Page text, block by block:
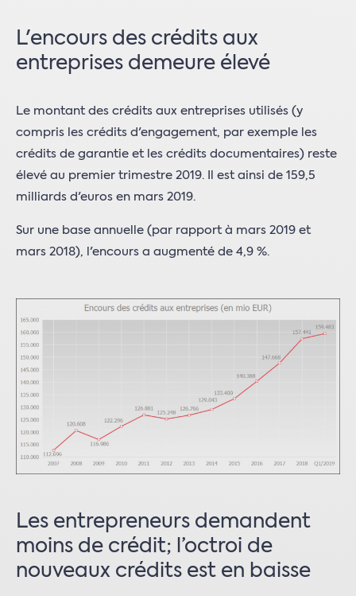
L'encours des crédits aux
entreprises demeure élevé
Le montant des crédits aux entreprises utilisés (y
compris les crédits d'engagement, par exemple les
crédits de garantie et les crédits documentaires) reste
élevé au premier trimestre 2019. Il est ainsi de 159,5
milliards d'euros en mars 2019.
Sur une base annuelle (par rapport à mars 2019 et
mars 2018), l'encours a augmenté de 4,9 %.
Les entrepreneurs demandent
moins de crédit; l’octroi de
nouveaux crédits est en baisse